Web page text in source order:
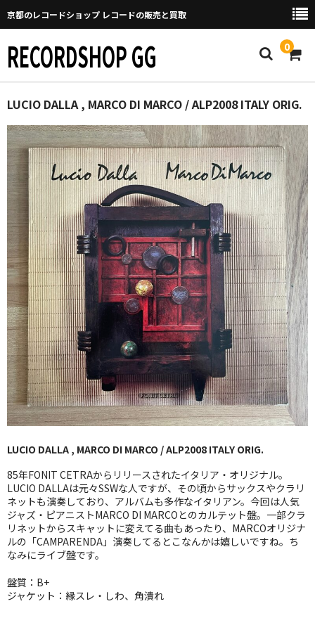
京都のレコードショップ レコードの販売と買取
RECORDSHOP GG 0
Home
マイページ
GGについて
買取について
取り置きなどについて
Categories
New Arrivals
新譜
GG RECORD （当店のレーベル）
全商品
JAZZ-US
BLUE NOTE
JAZZ-EU
JAZZ-JP
JAZZ-VOCAL
J-POP
FOLK,SSW
LUCIO DALLA , MARCO DI MARCO / ALP2008 ITALY ORIG.
LUCIO DALLA , MARCO DI MARCO / ALP2008 ITALY ORIG.
85年FONIT CETRAからリリースされたイタリア・オリジナル。
LUCIO DALLAは元々SSWな人ですが、その頃からサックスやクラリ
ネットも演奏しており、アルバムも多作なイタリアン。今回は人気
ジャズ・ピアニストMARCO DI MARCOとのカルテット盤。一部クラ
リネットからスキャットに変えてる曲もあったり、MARCOオリジナ
ルの「CAMPARENDA」演奏してるとこなんかは嬉しいですね。ち
なみにライブ盤です。
盤質：B+
ジャケット：縁スレ・しわ、角潰れ